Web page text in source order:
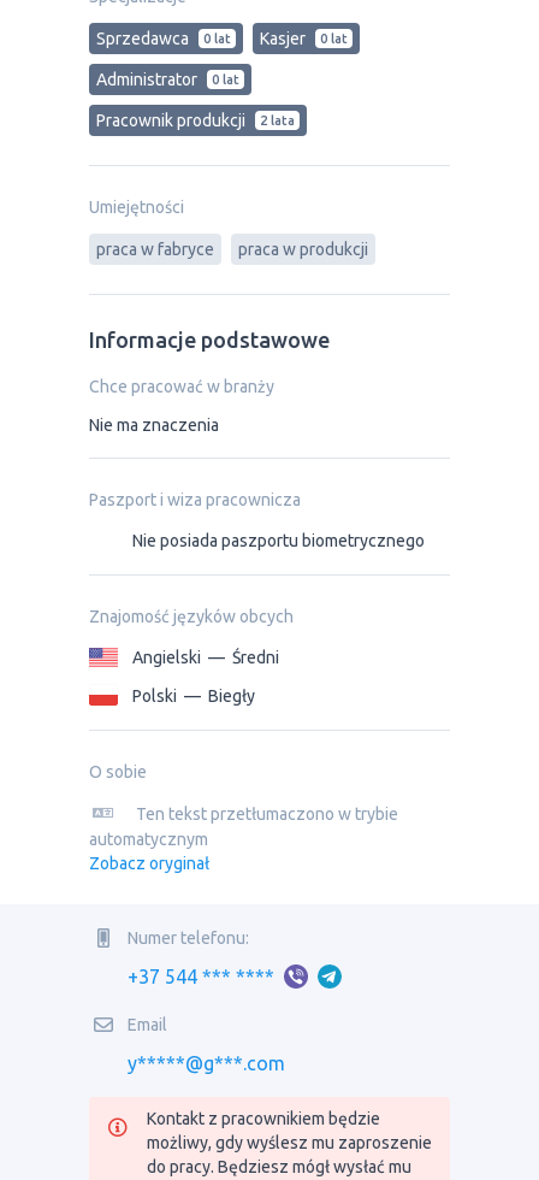
Sprzedawca 0 lat Kasjer 0 lat
Administrator 0 lat
Pracownik produkcji 2 lata
Umiejętności
praca w fabryce praca w produkcji
Informacje podstawowe
Chce pracować w branży
Nie ma znaczenia
Paszport i wiza pracownicza
Nie posiada paszportu biometrycznego
Znajomość języków obcych
Angielski — Średni
Polski — Biegły
O sobie
Ten tekst przetłumaczono w trybie
automatycznym
Zobacz oryginał
Numer telefonu:
+37 544 *** ****
Email
y*****@g***.com
Kontakt z pracownikiem będzie
możliwy, gdy wyślesz mu zaproszenie
do pracy. Będziesz mógł wysłać mu